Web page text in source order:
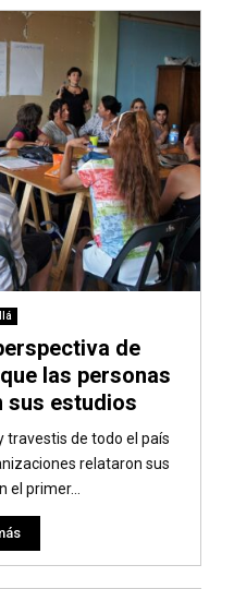
de
las personas
sus estudios
travestis de todo el país
relataron sus
el primer...